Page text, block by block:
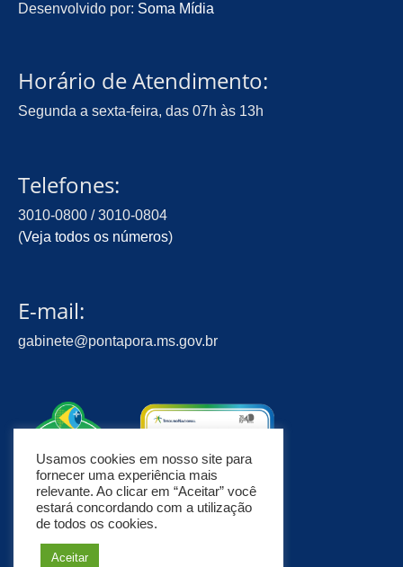
Desenvolvido por: Soma Mídia
Horário de Atendimento:
Segunda a sexta-feira, das 07h às 13h
Telefones:
3010-0800 / 3010-0804
(Veja todos os números)
E-mail:
gabinete@pontapora.ms.gov.br
Usamos cookies em nosso site para
fornecer uma experiência mais
relevante. Ao clicar em “Aceitar” você
estará concordando com a utilização
de todos os cookies.
Aceitar